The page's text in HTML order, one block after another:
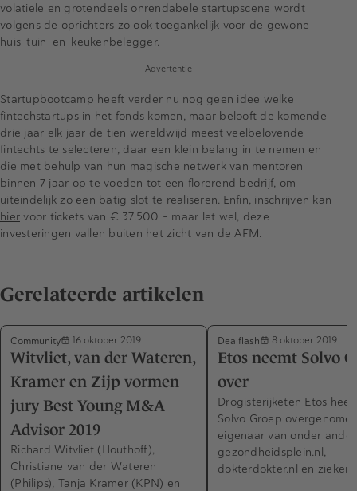
volatiele en grotendeels onrendabele startupscene wordt
volgens de oprichters zo ook toegankelijk voor de gewone
huis-tuin-en-keukenbelegger.
Advertentie
Startupbootcamp heeft verder nu nog geen idee welke
fintechstartups in het fonds komen, maar belooft de komende
drie jaar elk jaar de tien wereldwijd meest veelbelovende
fintechts te selecteren, daar een klein belang in te nemen en
die met behulp van hun magische netwerk van mentoren
binnen 7 jaar op te voeden tot een florerend bedrijf, om
uiteindelijk zo een batig slot te realiseren. Enfin, inschrijven kan
hier voor tickets van € 37.500 - maar let wel, deze
investeringen vallen buiten het zicht van de AFM.
Gerelateerde artikelen
Community 16 oktober 2019
Witvliet, van der Wateren,
Kramer en Zijp vormen
jury Best Young M&A
Advisor 2019
Richard Witvliet (Houthoff),
Christiane van der Wateren
(Philips), Tanja Kramer (KPN) en
Dealflash 8 oktober 2019
Etos neemt Solvo
over
Drogisterijketen Etos
Solvo Groep
eigenaar van onder
gezondheidsplein.nl,
dokterdokter.nl en